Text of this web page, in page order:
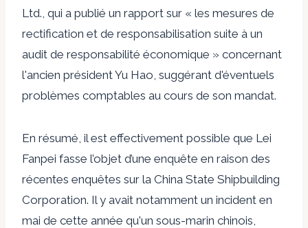
Ltd., qui a publié un rapport sur « les mesures de
rectification et de responsabilisation suite à un
audit de responsabilité économique » concernant
l'ancien président Yu Hao, suggérant d'éventuels
problèmes comptables au cours de son mandat.
En résumé, il est effectivement possible que Lei
Fanpei fasse l’objet d’une enquête en raison des
récentes enquêtes sur la China State Shipbuilding
Corporation. Il y avait notamment un incident en
mai de cette année qu'un sous-marin chinois,